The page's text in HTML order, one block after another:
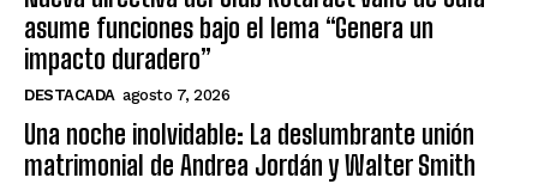
asume funciones bajo el lema “Genera un
impacto duradero”
DESTACADA agosto 7, 2026
Una noche inolvidable: La deslumbrante unión
matrimonial de Andrea Jordán y Walter Smith